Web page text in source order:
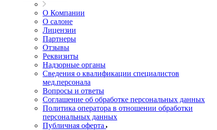
О Компании
О салоне
Лицензии
Партнеры
Отзывы
Реквизиты
Надзорные органы
Сведения о квалификации специалистов
мед.персонала
Вопросы и ответы
Соглашение об обработке персональных данных
Политика оператора в отношении обработки
персональных данных
Публичная оферта